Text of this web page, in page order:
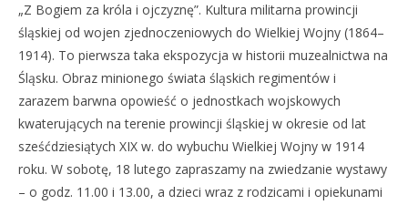
„Z Bogiem za króla i ojczyznę”. Kultura militarna prowincji
śląskiej od wojen zjednoczeniowych do Wielkiej Wojny (1864–
1914). To pierwsza taka ekspozycja w historii muzealnictwa na
Śląsku. Obraz minionego świata śląskich regimentów i
zarazem barwna opowieść o jednostkach wojskowych
kwaterujących na terenie prowincji śląskiej w okresie od lat
sześćdziesiątych XIX w. do wybuchu Wielkiej Wojny w 1914
roku. W sobotę, 18 lutego zapraszamy na zwiedzanie wystawy
– o godz. 11.00 i 13.00, a dzieci wraz z rodzicami i opiekunami